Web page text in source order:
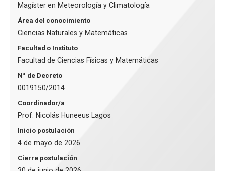
Magíster en Meteorología y Climatología
Área del conocimiento
Ciencias Naturales y Matemáticas
Facultad o Instituto
Facultad de Ciencias Físicas y Matemáticas
N° de Decreto
0019150/2014
Coordinador/a
Prof. Nicolás Huneeus Lagos
Inicio postulación
4 de mayo de 2026
Cierre postulación